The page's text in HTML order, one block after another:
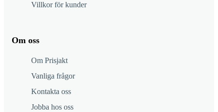
Villkor för kunder
Om oss
Om Prisjakt
Vanliga frågor
Kontakta oss
Jobba hos oss